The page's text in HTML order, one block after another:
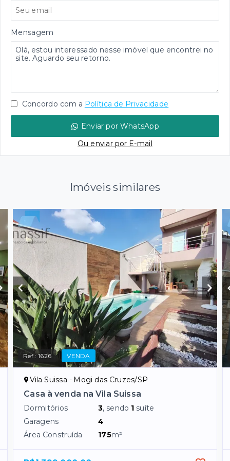
Mensagem
Concordo com a Política de Privacidade
Enviar por WhatsApp
Ou enviar por E-mail
Imóveis similares
Ref.:1626 VENDA
Vila Suissa - Mogi das Cruzes/SP
Casa à venda na Vila Suissa
Dormitórios 3, sendo 1 suíte
Garagens
4
Área Construída
175m²